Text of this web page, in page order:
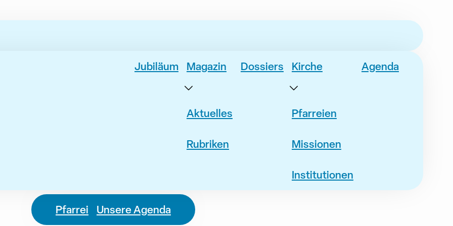
Jubiläum Magazin
Aktuelles
Rubriken
Dossiers Kirche
Pfarreien
Missionen
Institutionen
Agenda
Pfarrei Unsere Agenda